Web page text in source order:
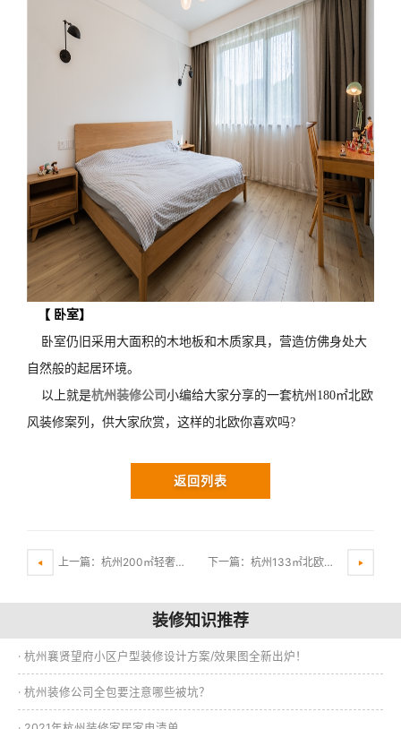
【 卧室】
卧室仍旧采用大面积的木地板和木质家具，营造仿佛身处大
自然般的起居环境。
以上就是杭州装修公司小编给大家分享的一套杭州180㎡北欧
风装修案列，供大家欣赏，这样的北欧你喜欢吗?
返回列表
上一篇：杭州200㎡轻奢风格装修案例，诠释低调、奢华、精致的生活 下一篇：杭州133㎡北欧复古风装修案列，享受生活情调
装修知识推荐
· 杭州襄贤望府小区户型装修设计方案/效果图全新出炉！
· 杭州装修公司全包要注意哪些被坑？